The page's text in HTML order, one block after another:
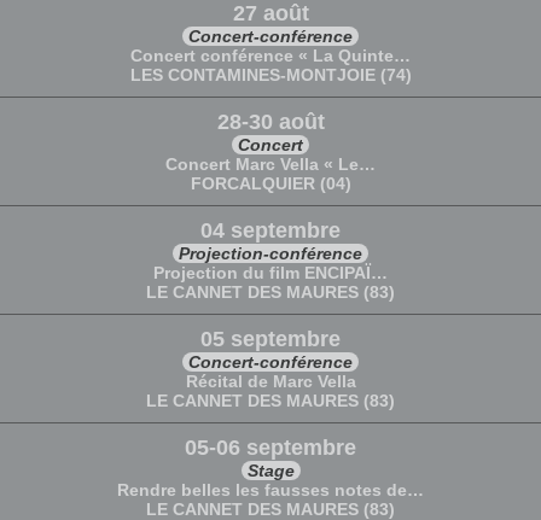
27 août
Concert-conférence
Concert conférence « La Quinte…
LES CONTAMINES-MONTJOIE (74)
28-30 août
Concert
Concert Marc Vella « Le…
FORCALQUIER (04)
04 septembre
Projection-conférence
Projection du film ENCIPAÏ…
LE CANNET DES MAURES (83)
05 septembre
Concert-conférence
Récital de Marc Vella
LE CANNET DES MAURES (83)
05-06 septembre
Stage
Rendre belles les fausses notes de…
LE CANNET DES MAURES (83)